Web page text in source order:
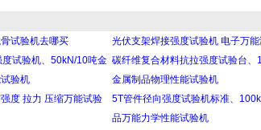
试验机去哪买
光伏支架焊接强度试验机 电子万
试验机、50kN/10吨金
验机
碳纤维复合材料抗拉强度试验台、
金属制品物理性能试验机
度 拉力 压缩万能试验
5T管件径向强度试验机标准、
品万能力学性能试验机